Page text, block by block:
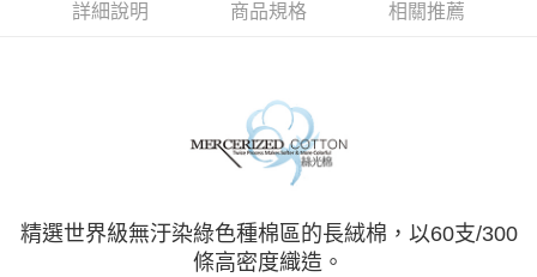
非床墊商品，一般宅配
付款後門市自取(待系統通知後才可取貨)
每筆NT$150，滿NT$1,399(含以上)免運費
詳細說明 商品規格 相關推薦
精選世界級無汙染綠色種棉區的長絨棉，以60支/300
條高密度織造。